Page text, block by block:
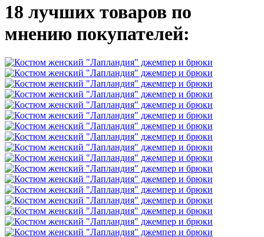
18 лучших товаров по
мнению покупателей: